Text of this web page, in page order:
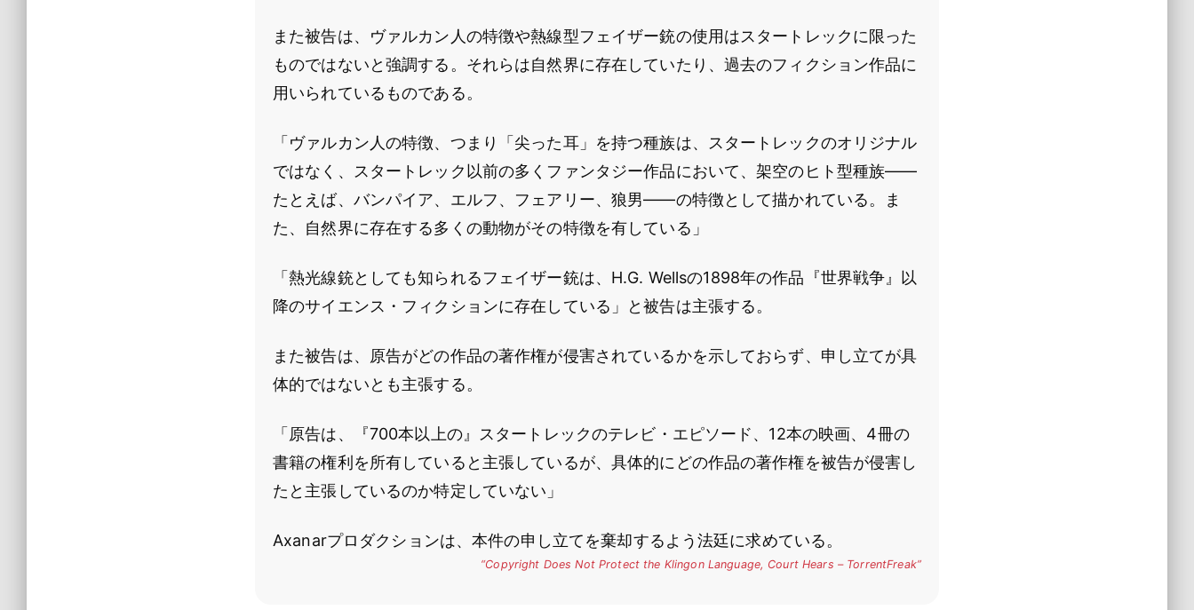
また被告は、ヴァルカン人の特徴や熱線型フェイザー銃の使用はスタートレックに限った
ものではないと強調する。それらは自然界に存在していたり、過去のフィクション作品に
用いられているものである。
「ヴァルカン人の特徴、つまり「尖った耳」を持つ種族は、スタートレックのオリジナル
ではなく、スタートレック以前の多くファンタジー作品において、架空のヒト型種族――
たとえば、バンパイア、エルフ、フェアリー、狼男――の特徴として描かれている。ま
た、自然界に存在する多くの動物がその特徴を有している」
「熱光線銃としても知られるフェイザー銃は、H.G. Wellsの1898年の作品『世界戦争』以
降のサイエンス・フィクションに存在している」と被告は主張する。
また被告は、原告がどの作品の著作権が侵害されているかを示しておらず、申し立てが具
体的ではないとも主張する。
「原告は、『700本以上の』スタートレックのテレビ・エピソード、12本の映画、4冊の
書籍の権利を所有していると主張しているが、具体的にどの作品の著作権を被告が侵害し
たと主張しているのか特定していない」
Axanarプロダクションは、本件の申し立てを棄却するよう法廷に求めている。
“Copyright Does Not Protect the Klingon Language, Court Hears – TorrentFreak”